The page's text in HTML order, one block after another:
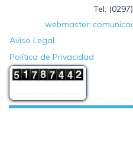
Tel:
Aviso Legal
Política de Privacidad